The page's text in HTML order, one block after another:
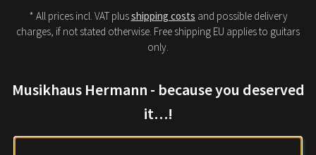
* All prices incl. VAT plusshipping costs and possible delivery
charges, if not stated otherwise. Free shipping EU applies to guitars
only.
Musikhaus Hermann - because you deserved
it…!